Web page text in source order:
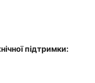
підтримки: